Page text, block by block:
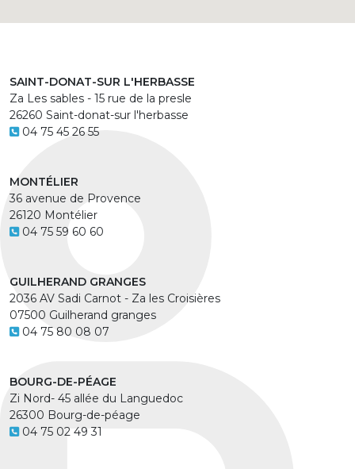
SAINT-DONAT-SUR L'HERBASSE
Za Les sables - 15 rue de la presle
26260 Saint-donat-sur l'herbasse
04 75 45 26 55
MONTÉLIER
36 avenue de Provence
26120 Montélier
04 75 59 60 60
GUILHERAND GRANGES
2036 AV Sadi Carnot - Za les Croisières
07500 Guilherand granges
04 75 80 08 07
BOURG-DE-PÉAGE
Zi Nord- 45 allée du Languedoc
26300 Bourg-de-péage
04 75 02 49 31